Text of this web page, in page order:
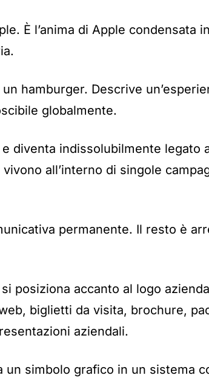
È l’anima di Apple condensata
un hamburger. Descrive
globalmente.
diventa indissolubilmente legato
all’interno di singole
permanente. Il resto è
posiziona accanto al logo
biglietti da visita, brochure,
aziendali.
un simbolo grafico in un sistema